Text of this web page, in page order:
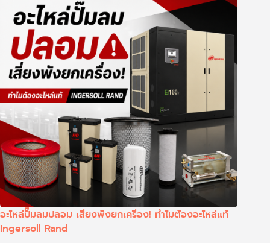
อะไหล่ปั๊มลมปลอม เสี่ยงพังยกเครื่อง! ทำไมต้องอะไหล่แท้
Ingersoll Rand